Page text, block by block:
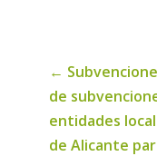
←
de
entidades
de Alicante